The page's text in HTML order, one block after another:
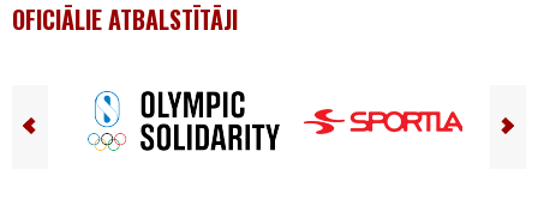
OFICIĀLIE ATBALSTĪTĀJI